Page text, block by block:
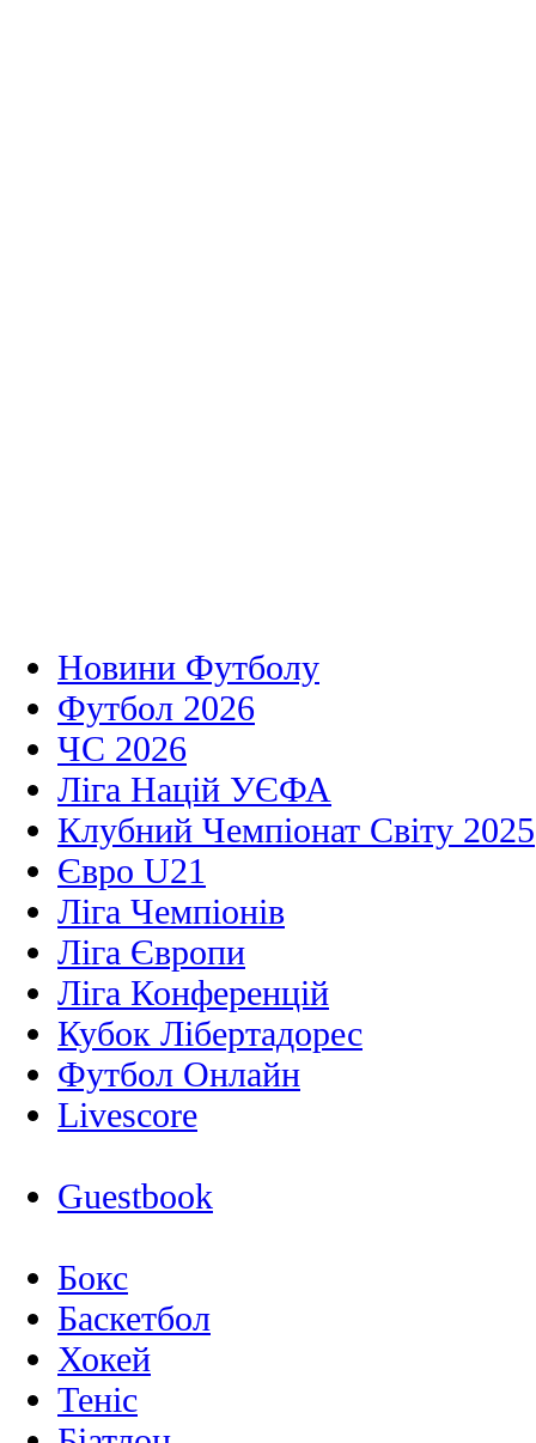
Новини Футболу
Футбол 2026
ЧС 2026
Ліга Націй УЄФА
Клубний Чемпіонат Світу 2025
Євро U21
Ліга Чемпіонів
Ліга Європи
Ліга Конференцій
Кубок Лібертадорес
Футбол Онлайн
Livescore
Guestbook
Бокс
Баскетбол
Хокей
Теніс